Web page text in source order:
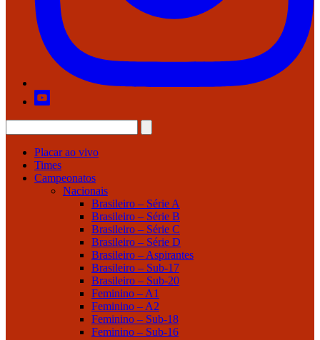
Placar ao vivo
Times
Campeonatos
Nacionais
Brasileiro – Série A
Brasileiro – Série B
Brasileiro – Série C
Brasileiro – Série D
Brasileiro – Aspirantes
Brasileiro – Sub-17
Brasileiro – Sub-20
Feminino – A1
Feminino – A2
Feminino – Sub-18
Feminino – Sub-16